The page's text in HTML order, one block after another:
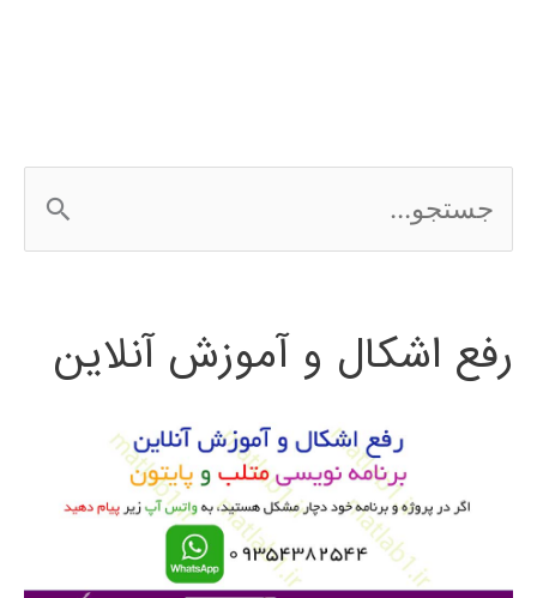
س
ج
رفع اشکال و آموزش آنلاین